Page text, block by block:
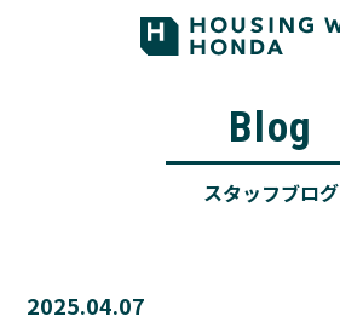
Blog
スタッフブログ
2025.04.07